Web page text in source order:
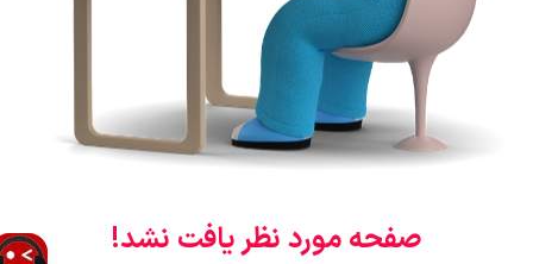
صفحه مورد نظر یافت نشد!